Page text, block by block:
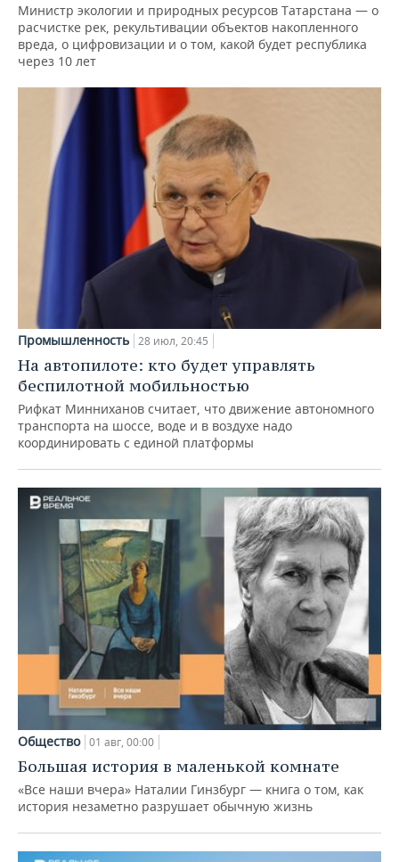
Министр экологии и природных ресурсов Татарстана — о
расчистке рек, рекультивации объектов накопленного
вреда, о цифровизации и о том, какой будет республика
через 10 лет
Промышленность 28 июл, 20:45
На автопилоте: кто будет управлять
беспилотной мобильностью
Рифкат Минниханов считает, что движение автономного
транспорта на шоссе, воде и в воздухе надо
координировать с единой платформы
Общество 01 авг, 00:00
Большая история в маленькой комнате
«Все наши вчера» Наталии Гинзбург — книга о том, как
история незаметно разрушает обычную жизнь